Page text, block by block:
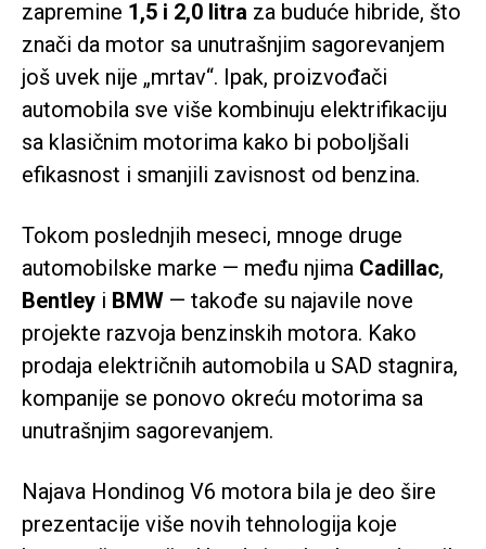
zapremine 1,5 i 2,0 litra za buduće hibride, što
znači da motor sa unutrašnjim sagorevanjem
još uvek nije „mrtav“. Ipak, proizvođači
automobila sve više kombinuju elektrifikaciju
sa klasičnim motorima kako bi poboljšali
efikasnost i smanjili zavisnost od benzina.
Tokom poslednjih meseci, mnoge druge
automobilske marke — među njima Cadillac,
Bentley i BMW — takođe su najavile nove
projekte razvoja benzinskih motora. Kako
prodaja električnih automobila u SAD stagnira,
kompanije se ponovo okreću motorima sa
unutrašnjim sagorevanjem.
Najava Hondinog V6 motora bila je deo šire
prezentacije više novih tehnologija koje